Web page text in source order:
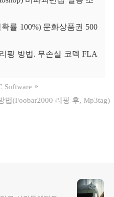
률 100%) 문화상품권 500
핑 방법. 무손실 코덱 FLA
Software
법(Foobar2000 리핑 후, Mp3tag)